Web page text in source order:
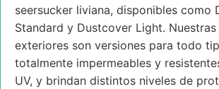
seersucker liviana, disponibles como
Standard y Dustcover Light.
exteriores son versiones para todo
totalmente impermeables y
UV, y brindan distintos niveles de